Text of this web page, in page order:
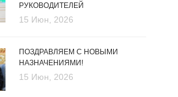
РУКОВОДИТЕЛЕЙ
15 Июн, 2026
ПОЗДРАВЛЯЕМ С НОВЫМИ
НАЗНАЧЕНИЯМИ!
15 Июн, 2026